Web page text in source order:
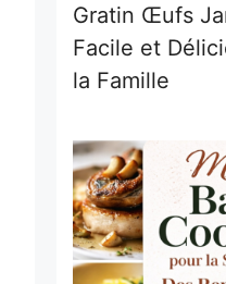
Gratin Œufs
Facile et
la Famille